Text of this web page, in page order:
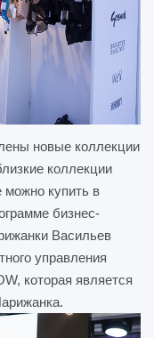
новые коллекции
коллекции
можно купить в
бизнес-
Васильев
управления
которая является